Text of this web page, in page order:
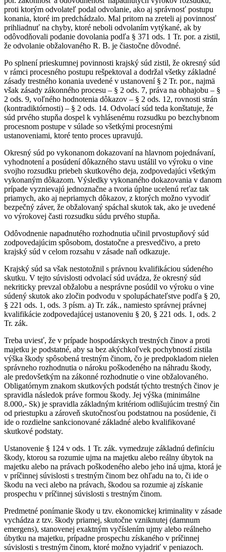
proti ktorým odvolateľ podal odvolanie, ako aj správnosť postupu
konania, ktoré im predchádzalo. Mal pritom na zreteli aj povinnosť
prihliadnuť na chyby, ktoré neboli odvolaním vytýkané, ak by
odôvodňovali podanie dovolania podľa § 371 ods. 1 Tr. por. a zistil,
že odvolanie obžalovaného R. B. je čiastočne dôvodné.
Po splnení prieskumnej povinnosti krajský súd zistil, že okresný súd
v rámci procesného postupu rešpektoval a dodržal všetky základné
zásady trestného konania uvedené v ustanovení § 2 Tr. por., najmä
však zásady zákonného procesu – § 2 ods. 7, práva na obhajobu – §
2 ods. 9, voľného hodnotenia dôkazov – § 2 ods. 12, rovnosti strán
(kontradiktórnosti) – § 2 ods. 14. Odvolací súd teda konštatuje, že
súd prvého stupňa dospel k vyhlásenému rozsudku po bezchybnom
procesnom postupe v súlade so všetkými procesnými
ustanoveniami, ktoré tento proces upravujú.
Okresný súd po vykonanom dokazovaní na hlavnom pojednávaní,
vyhodnotení a posúdení dôkazného stavu ustálil vo výroku o vine
svojho rozsudku priebeh skutkového deja, zodpovedajúci všetkým
vykonaným dôkazom. Výsledky vykonaného dokazovania v danom
prípade vyznievajú jednoznačne a tvoria úplne ucelenú reťaz tak
priamych, ako aj nepriamych dôkazov, z ktorých možno vyvodiť
bezpečný záver, že obžalovaný spáchal skutok tak, ako je uvedené
vo výrokovej časti rozsudku súdu prvého stupňa.
Odôvodnenie napadnutého rozhodnutia učinil prvostupňový súd
zodpovedajúcim spôsobom, dostatočne a presvedčivo, a preto
krajský súd v celom rozsahu v zásade naň odkazuje.
Krajský súd sa však nestotožnil s právnou kvalifikáciou súdeného
skutku. V tejto súvislosti odvolací súd uvádza, že okresný súd
nekriticky prevzal obžalobu a nesprávne posúdil vo výroku o vine
súdený skutok ako zločin podvodu v spolupáchateľstve podľa § 20,
§ 221 ods. 1, ods. 3 písm. a) Tr. zák., namiesto správnej právnej
kvalifikácie zodpovedajúcej ustanoveniu § 20, § 221 ods. 1, ods. 2
Tr. zák.
Treba uviesť, že v prípade hospodárskych trestných činov a proti
majetku je podstatné, aby sa bez akýchkoľvek pochybností zistila
výška škody spôsobená trestným činom, čo je predpokladom nielen
správneho rozhodnutia o nároku poškodeného na náhradu škody,
ale predovšetkým na zákonné rozhodnutie o vine obžalovaného.
Obligatórnym znakom skutkových podstát týchto trestných činov je
spravidla následok práve formou škody. Jej výška (minimálne
8.000,- Sk) je spravidla základným kritériom odlišujúcim trestný čin
od priestupku a zároveň skutočnosťou podstatnou na posúdenie, či
ide o rozdielne sankcionované základné alebo kvalifikované
skutkové podstaty.
Ustanovenie § 124 v ods. 1 Tr. zák. vymedzuje základnú definíciu
škody, ktorou sa rozumie ujma na majetku alebo reálny úbytok na
majetku alebo na právach poškodeného alebo jeho iná ujma, ktorá je
v príčinnej súvislosti s trestným činom bez ohľadu na to, či ide o
škodu na veci alebo na právach, škodou sa rozumie aj získanie
prospechu v príčinnej súvislosti s trestným činom.
Predmetné ponímanie škody u tzv. ekonomickej kriminality v zásade
vychádza z tzv. škody priamej, skutočne vzniknutej (damnum
emergens), stanovenej exaktným vyčíslením ujmy alebo reálneho
úbytku na majetku, prípadne prospechu získaného v príčinnej
súvislosti s trestným činom, ktoré možno vyjadriť v peniazoch.